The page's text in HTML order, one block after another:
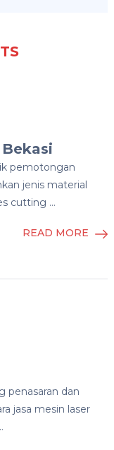
pemotongan
jenis material
cutting …
READ MORE
penasaran dan
jasa mesin laser